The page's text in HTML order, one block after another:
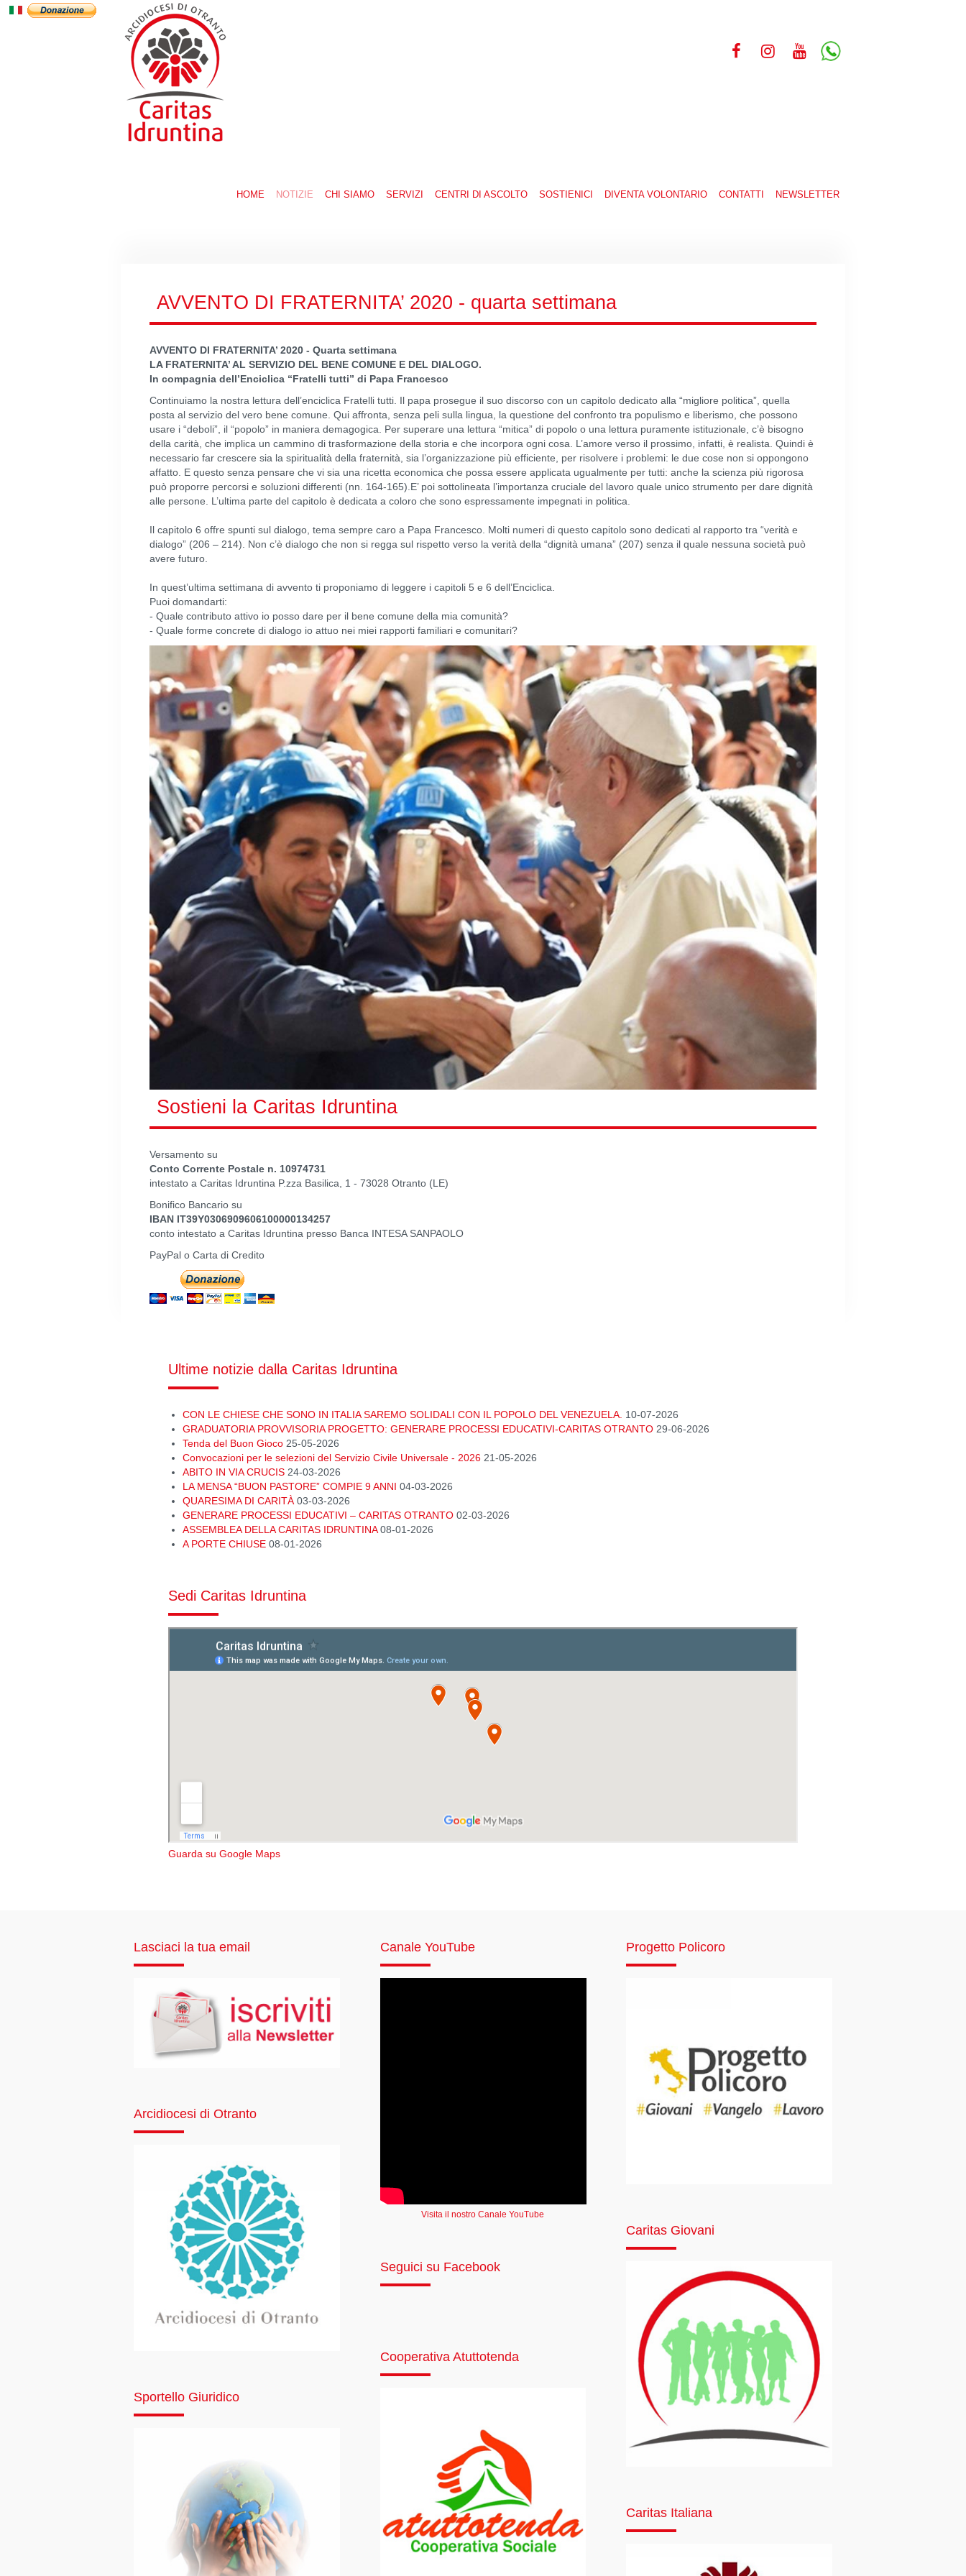
HOME NOTIZIE CHI SIAMO SERVIZI CENTRI DI ASCOLTO SOSTIENICI DIVENTA VOLONTARIO CONTATTI NEWSLETTER
AVVENTO DI FRATERNITA’ 2020 - quarta settimana
AVVENTO DI FRATERNITA’ 2020 - Quarta settimana
LA FRATERNITA’ AL SERVIZIO DEL BENE COMUNE E DEL DIALOGO.
In compagnia dell’Enciclica “Fratelli tutti” di Papa Francesco
Continuiamo la nostra lettura dell’enciclica Fratelli tutti. Il papa prosegue il suo discorso con un capitolo dedicato alla “migliore politica”, quella
posta al servizio del vero bene comune. Qui affronta, senza peli sulla lingua, la questione del confronto tra populismo e liberismo, che possono
usare i “deboli”, il “popolo” in maniera demagogica. Per superare una lettura “mitica” di popolo o una lettura puramente istituzionale, c’è bisogno
della carità, che implica un cammino di trasformazione della storia e che incorpora ogni cosa. L’amore verso il prossimo, infatti, è realista. Quindi è
necessario far crescere sia la spiritualità della fraternità, sia l’organizzazione più efficiente, per risolvere i problemi: le due cose non si oppongono
affatto. E questo senza pensare che vi sia una ricetta economica che possa essere applicata ugualmente per tutti: anche la scienza più rigorosa
può proporre percorsi e soluzioni differenti (nn. 164-165).E’ poi sottolineata l’importanza cruciale del lavoro quale unico strumento per dare dignità
alle persone. L’ultima parte del capitolo è dedicata a coloro che sono espressamente impegnati in politica.
Il capitolo 6 offre spunti sul dialogo, tema sempre caro a Papa Francesco. Molti numeri di questo capitolo sono dedicati al rapporto tra “verità e
dialogo” (206 – 214). Non c’è dialogo che non si regga sul rispetto verso la verità della “dignità umana” (207) senza il quale nessuna società può
avere futuro.
In quest’ultima settimana di avvento ti proponiamo di leggere i capitoli 5 e 6 dell’Enciclica.
Puoi domandarti:
- Quale contributo attivo io posso dare per il bene comune della mia comunità?
- Quale forme concrete di dialogo io attuo nei miei rapporti familiari e comunitari?
Sostieni la Caritas Idruntina
Versamento su
Conto Corrente Postale n. 10974731
intestato a Caritas Idruntina P.zza Basilica, 1 - 73028 Otranto (LE)
Bonifico Bancario su
IBAN IT39Y0306909606100000134257
conto intestato a Caritas Idruntina presso Banca INTESA SANPAOLO
PayPal o Carta di Credito
Ultime notizie dalla Caritas Idruntina
CON LE CHIESE CHE SONO IN ITALIA SAREMO SOLIDALI CON IL POPOLO DEL VENEZUELA. 10-07-2026
GRADUATORIA PROVVISORIA PROGETTO: GENERARE PROCESSI EDUCATIVI-CARITAS OTRANTO 29-06-2026
Tenda del Buon Gioco 25-05-2026
Convocazioni per le selezioni del Servizio Civile Universale - 2026 21-05-2026
ABITO IN VIA CRUCIS 24-03-2026
LA MENSA “BUON PASTORE” COMPIE 9 ANNI
04-03-2026
QUARESIMA DI CARITÀ 03-03-2026
GENERARE PROCESSI EDUCATIVI – CARITAS OTRANTO 02-03-2026
ASSEMBLEA DELLA CARITAS IDRUNTINA 08-01-2026
A PORTE CHIUSE 08-01-2026
Sedi Caritas Idruntina
Guarda su Google Maps
Lasciaci la tua email
Arcidiocesi di Otranto
Sportello Giuridico
Canale YouTube
Visita il nostro Canale YouTube
Seguici su Facebook
Cooperativa Atuttotenda
Progetto Policoro
Caritas Giovani
Caritas Italiana